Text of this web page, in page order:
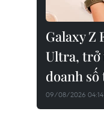
Galaxy Z
Ultra, trở
doanh số
09/08/2026 04:14